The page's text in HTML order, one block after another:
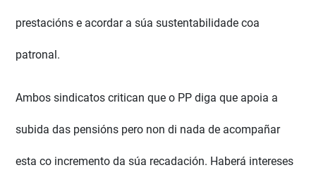
prestacións e acordar a súa sustentabilidade coa
patronal.
Ambos sindicatos critican que o PP diga que apoia a
subida das pensións pero non di nada de acompañar
esta co incremento da súa recadación. Haberá intereses